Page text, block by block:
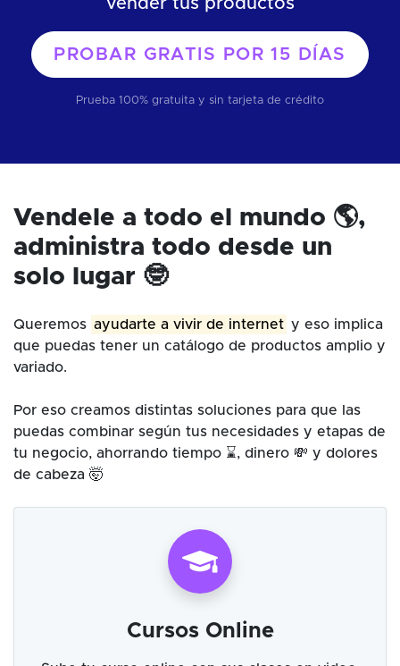
vender tus productos
PROBAR GRATIS POR15 DÍAS
Prueba 100% gratuita y sin tarjeta de crédito
Vendele a todo el mundo 🌎,
administra todo desde un
solo lugar 🤓
Queremos ayudarte a vivir de internet y eso implica
que puedas tener un catálogo de productos amplio y
variado.
Por eso creamos distintas soluciones para que las
puedas combinar según tus necesidades y etapas de
tu negocio, ahorrando tiempo ⌛, dinero 💸 y dolores
de cabeza 🤯
Cursos Online